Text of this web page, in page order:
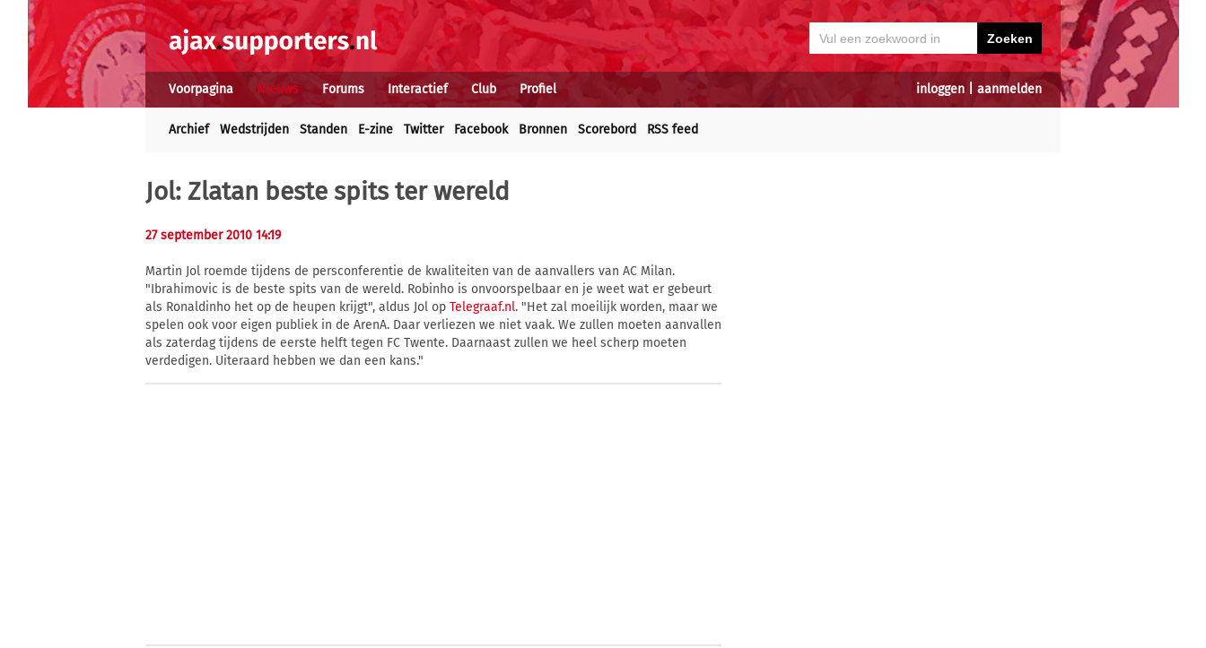
inloggen aanmelden
Voorpagina Nieuws Forums Interactief Club Profiel
Archief Wedstrijden Standen E-zine Twitter Facebook Bronnen Scorebord RSS feed
Jol: Zlatan beste spits ter wereld
27 september 2010 14:19
Martin Jol roemde tijdens de persconferentie de kwaliteiten van de aanvallers van AC Milan.
"Ibrahimovic is de beste spits van de wereld. Robinho is onvoorspelbaar en je weet wat er gebeurt
als Ronaldinho het op de heupen krijgt", aldus Jol op Telegraaf.nl. "Het zal moeilijk worden, maar we
spelen ook voor eigen publiek in de ArenA. Daar verliezen we niet vaak. We zullen moeten aanvallen
als zaterdag tijdens de eerste helft tegen FC Twente. Daarnaast zullen we heel scherp moeten
verdedigen. Uiteraard hebben we dan een kans."